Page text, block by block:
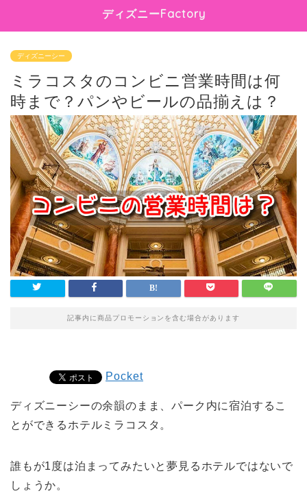
ディズニーFactory
ディズニーシー
ミラコスタのコンビニ営業時間は何
時まで？パンやビールの品揃えは？
記事内に商品プロモーションを含む場合があります
Pocket
ディズニーシーの余韻のまま、パーク内に宿泊するこ
とができるホテルミラコスタ。
誰もが1度は泊まってみたいと夢見るホテルではないで
しょうか。